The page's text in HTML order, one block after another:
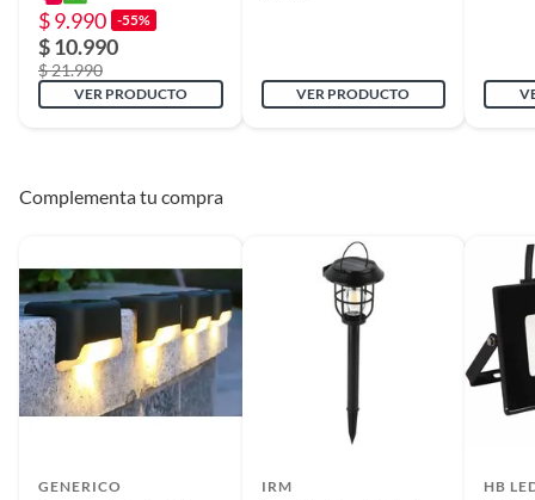
Cantidad de
ampolletas/tubos
Ancho
Grado de protección
IP
Largo
$ 9.990 -55%
$ 10.990
$ 21.990
VER PRODUCTO VER PRODUCTO
Complementa tu compra
GENERICO IRM HB